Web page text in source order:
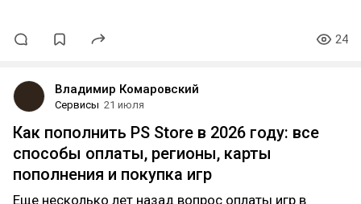
24
Владимир Комаровский
Сервисы 21 июля
Как пополнить PS Store в 2026 году: все
способы оплаты, регионы, карты
пополнения и покупка игр
Еще несколько лет назад вопрос оплаты игр в